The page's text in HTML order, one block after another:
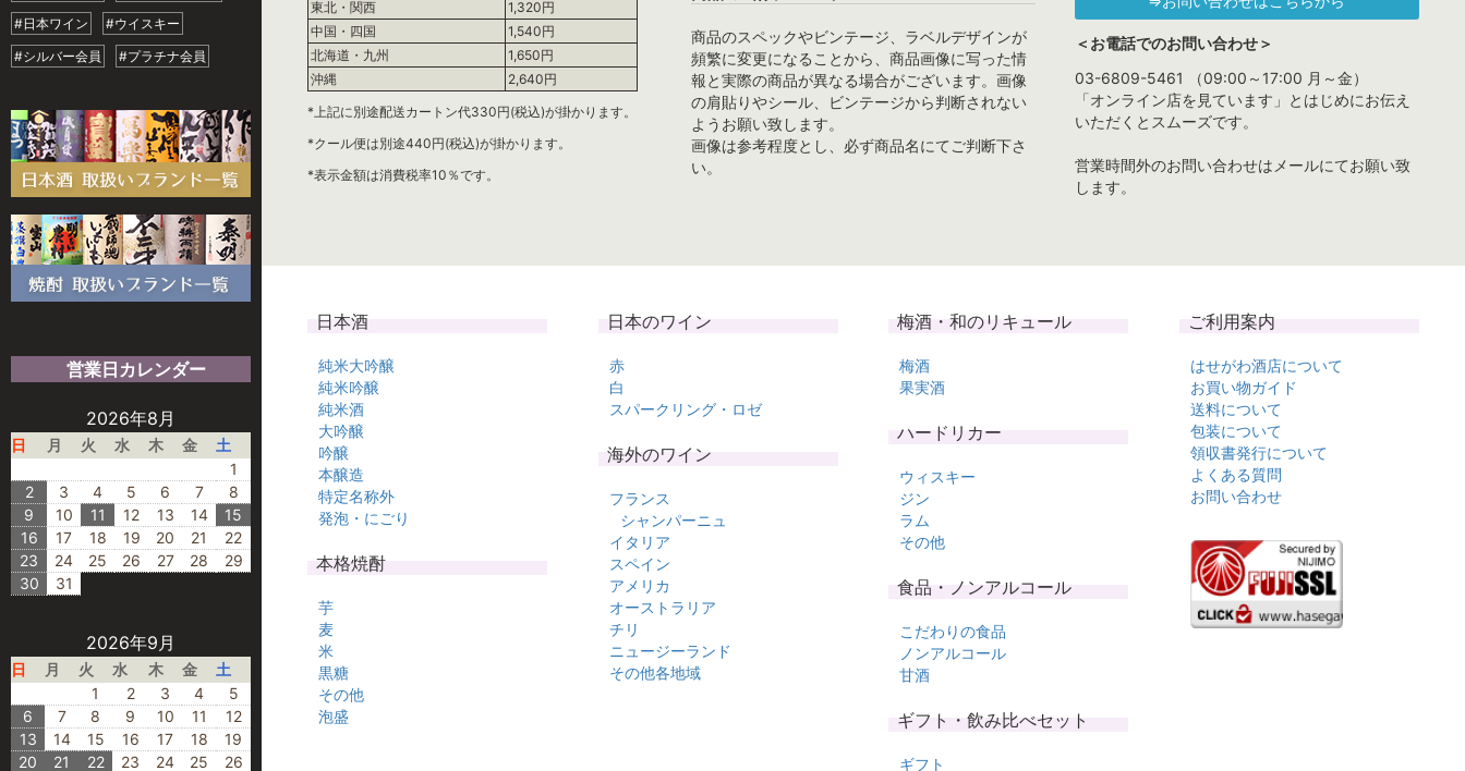
#日本ワイン
#ウイスキー
#シルバー会員
#プラチナ会員
営業日カレンダー
2026年8月
日 月 火 水 木 金
土
1
2
3 4 5 6 7
8
9
10 11 12 13 14
15
16
17 18 19 20 21
22
23
24 25 26 27 28
29
30
31
2026年9月
日 月 火 水 木 金
土
1
2 3 4
5
6
7 8 9 10 11
12
13
14 15 16 17 18
19
20
21 22 23 24 25 26
東北・関西
1,320円
中国・四国
1,540円
北海道・九州
1,650円
沖縄
2,640円
*上記に別途配送カートン代330円(税込)が掛かります。
*クール便は別途440円(税込)が掛かります。
*表示金額は消費税率10％です。
商品のスペックやビンテージ、ラベルデザインが
頻繁に変更になることから、商品画像に写った情
報と実際の商品が異なる場合がございます。画像
の肩貼りやシール、ビンテージから判断されない
ようお願い致します。
画像は参考程度とし、必ず商品名にてご判断下さ
い。
＜お電話でのお問い合わせ＞
03-6809-5461 （09:00～17:00 月～金）
「オンライン店を見ています」とはじめにお伝え
いただくとスムーズです。
営業時間外のお問い合わせはメールにてお願い致
します。
日本酒
純米大吟醸
純米吟醸
純米酒
大吟醸
吟醸
本醸造
特定名称外
発泡・にごり
本格焼酎
芋
麦
米
黒糖
その他
泡盛
日本のワイン
赤
白
スパークリング・ロゼ
海外のワイン
フランス
シャンパーニュ
イタリア
スペイン
アメリカ
オーストラリア
チリ
ニュージーランド
その他各地域
梅酒・和のリキュール
梅酒
果実酒
ハードリカー
ウィスキー
ジン
ラム
その他
食品・ノンアルコール
こだわりの食品
ノンアルコール
甘酒
ギフト・飲み比べセット
ギフト
ご利用案内
はせがわ酒店について
お買い物ガイド
送料について
包装について
領収書発行について
よくある質問
お問い合わせ